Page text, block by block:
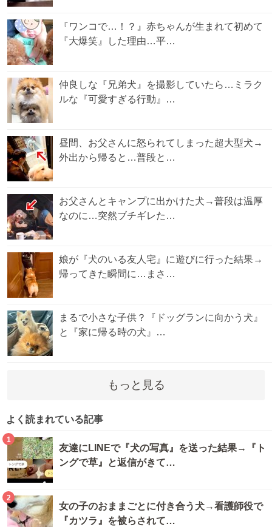
『ワンコで…！？』赤ちゃんが生まれて初めて
『大爆笑』した理由…平…
仲良しな『兄弟犬』を撮影していたら…ミラク
ルな『可愛すぎる行動』…
昼間、お父さんに怒られてしまった超大型犬→
外出から帰ると…普段と…
お父さんとキャンプに出かけた犬→普段は温厚
なのに…突然ブチギレた…
娘が『犬のいる友人宅』に遊びに行った結果→
帰ってきた瞬間に…まさ…
まるで小さな子供？『ドッグランに向かう犬』
と『家に帰る時の犬』…
もっと見る
よく読まれている記事
1
友達にLINEで『犬の写真』を送った結果→『ト
ングで草』と返信がきて…
2
女の子のおままごとに付き合う犬→看護師役で
『カツラ』を被らされて…